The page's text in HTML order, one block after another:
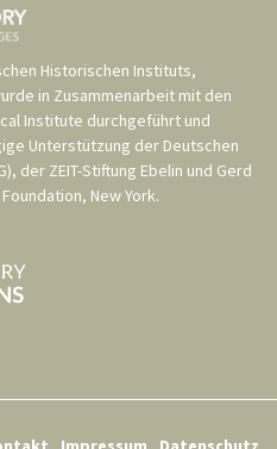
Historischen Instituts,
in Zusammenarbeit mit den
Institute durchgeführt und
Unterstützung der Deutschen
, der ZEIT-Stiftung Ebelin und Gerd
New York.